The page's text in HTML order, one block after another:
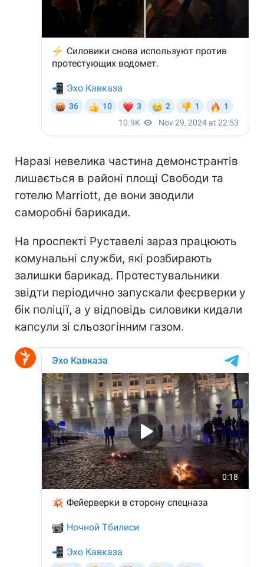
Наразі невелика частина демонстрантів
лишається в районі площі Свободи та
готелю Marriott, де вони зводили
саморобні барикади.
На проспекті Руставелі зараз працюють
комунальні служби, які розбирають
залишки барикад. Протестувальники
звідти періодично запускали феєрверки у
бік поліції, а у відповідь силовики кидали
капсули зі сльозогінним газом.